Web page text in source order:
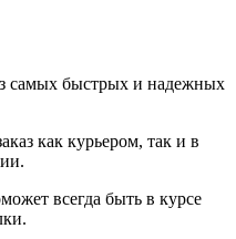
самых быстрых и надежных
как курьером, так и в
всегда быть в курсе